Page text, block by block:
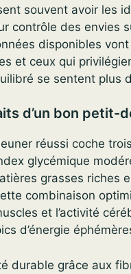
souvent avoir les
contrôle des envies
disponibles vont
et ceux qui
se sentent plus
d’un bon petit-
réussi coche
glycémique
grasses riches
combinaison
et l’activité
d’énergie
durable grâce aux